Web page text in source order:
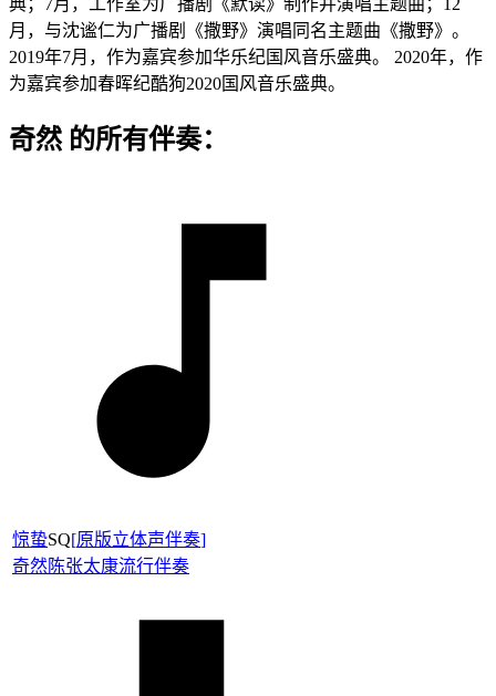
月，与沈谧仁为广播剧《撒野》演唱同名主题曲《撒野》。
2019年7月，作为嘉宾参加华乐纪国风音乐盛典。 2020年，作
为嘉宾参加春晖纪酷狗2020国风音乐盛典。
奇然 的所有伴奏：
惊蛰SQ[原版立体声伴奏]
奇然陈张太康流行伴奏